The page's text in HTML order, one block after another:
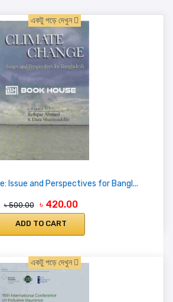
একটু পড়ে দেখুন
Issue and Perspectives for Bangl...
৳ 500.00 ৳ 420.00
ADD TO CART
একটু পড়ে দেখুন